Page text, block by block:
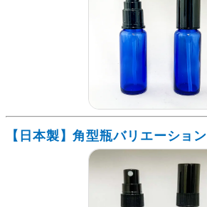
【日本製】角型瓶バリエーション